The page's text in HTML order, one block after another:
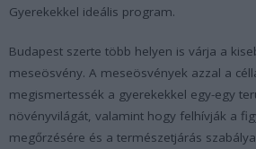
Gyerekekkel ideális program.
Budapest szerte több helyen is várja a
meseösvény. A meseösvények azzal a
megismertessék a gyerekekkel egy-egy
növényvilágát, valamint hogy felhívják a
megőrzésére és a természetjárás